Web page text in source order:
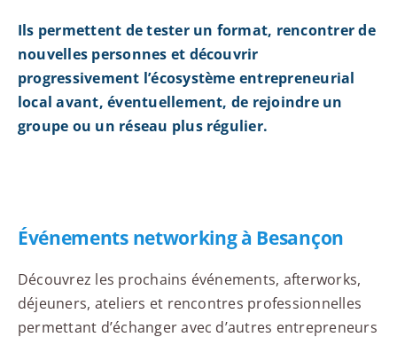
Ils permettent de tester un format, rencontrer de
nouvelles personnes et découvrir
progressivement l’écosystème entrepreneurial
local avant, éventuellement, de rejoindre un
groupe ou un réseau plus régulier.
Événements networking à Besançon
Découvrez les prochains événements, afterworks,
déjeuners, ateliers et rencontres professionnelles
permettant d’échanger avec d’autres entrepreneurs